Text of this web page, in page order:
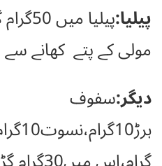
پیلیا:
مولی کے پتے کھانے سے
دیگر:سفوف